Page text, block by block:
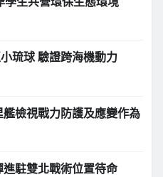
琉球 驗證跨海機動力
檢視戰力防護及應變作為
駐雙北戰術位置待命